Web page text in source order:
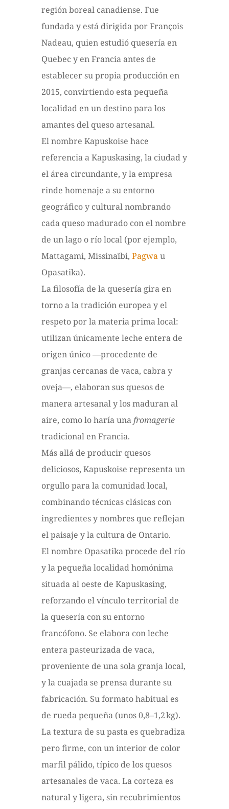
región boreal canadiense. Fue
fundada y está dirigida por François
Nadeau, quien estudió quesería en
Quebec y en Francia antes de
establecer su propia producción en
2015, convirtiendo esta pequeña
localidad en un destino para los
amantes del queso artesanal.
El nombre Kapuskoise hace
referencia a Kapuskasing, la ciudad y
el área circundante, y la empresa
rinde homenaje a su entorno
geográfico y cultural nombrando
cada queso madurado con el nombre
de un lago o río local (por ejemplo,
Mattagami, Missinaïbi, Pagwau
Opasatika).
La filosofía de la quesería gira en
torno a la tradición europea y el
respeto por la materia prima local:
utilizan únicamente leche entera de
origen único —procedente de
granjas cercanas de vaca, cabra y
oveja—, elaboran sus quesos de
manera artesanal y los maduran al
aire, como lo haría unafromagerie
tradicional en Francia.
Más allá de producir quesos
deliciosos, Kapuskoise representa un
orgullo para la comunidad local,
combinando técnicas clásicas con
ingredientes y nombres que reflejan
el paisaje y la cultura de Ontario.
El nombre Opasatika procede del río
y la pequeña localidad homónima
situada al oeste de Kapuskasing,
reforzando el vínculo territorial de
la quesería con su entorno
francófono. Se elabora con leche
entera pasteurizada de vaca,
proveniente de una sola granja local,
y la cuajada se prensa durante su
fabricación. Su formato habitual es
de rueda pequeña (unos 0,8–1,2 kg).
La textura de su pasta es quebradiza
pero firme, con un interior de color
marfil pálido, típico de los quesos
artesanales de vaca. La corteza es
natural y ligera, sin recubrimientos